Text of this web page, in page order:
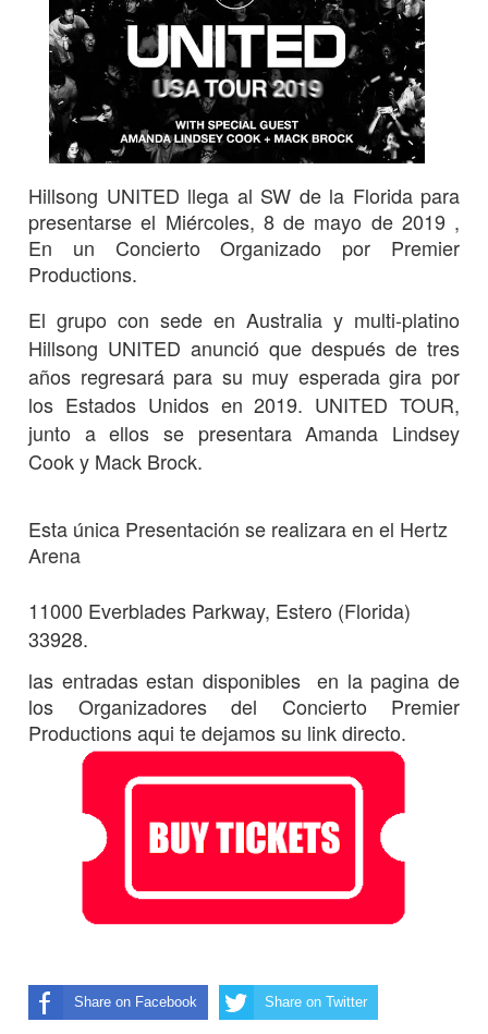
Hillsong UNITED llega al SW de la Florida para
presentarse el Miércoles, 8 de mayo de 2019 ,
En un ConciertoOrganizado por Premier
Productions.
El grupo con sede en Australia y multi-platino
Hillsong UNITED anunció que después de tres
años regresará para su muy esperada gira por
los Estados Unidos en 2019. UNITED TOUR,
junto a ellos se presentara Amanda Lindsey
Cook y Mack Brock.
Esta única Presentación se realizara en el Hertz
Arena
11000 Everblades Parkway, Estero (Florida)
33928.
las entradas estan disponibles en la pagina de
los Organizadores del Concierto Premier
Productions aqui te dejamos su link directo.
Share on Facebook Share on Twitter